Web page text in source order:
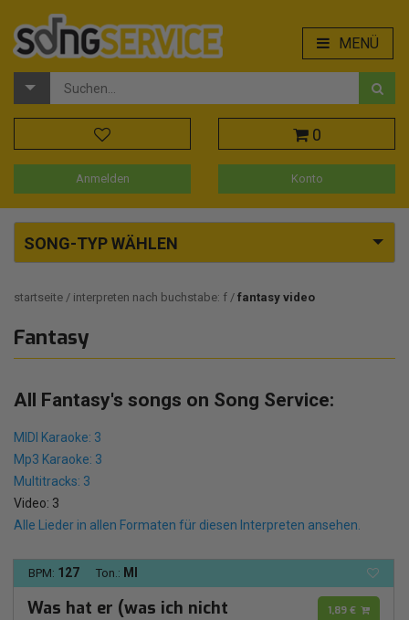
MENÜ
0
Anmelden Konto
SONG-TYP WÄHLEN
startseite interpreten nach buchstabe: f fantasy video
Fantasy
All Fantasy's songs on Song Service:
MIDI Karaoke: 3
Mp3 Karaoke: 3
Multitracks: 3
Video: 3
Alle Lieder in allen Formaten für diesen Interpreten ansehen.
BPM: 127 Ton.: MI
Was hat er (was ich nicht
1,89 €